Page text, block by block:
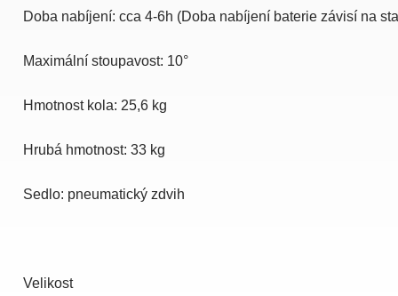
Doba nabíjení: cca 4-6h (Doba nabíjení baterie závisí na
Maximální stoupavost: 10°
Hmotnost kola: 25,6 kg
Hrubá hmotnost: 33 kg
Sedlo: pneumatický zdvih
Velikost